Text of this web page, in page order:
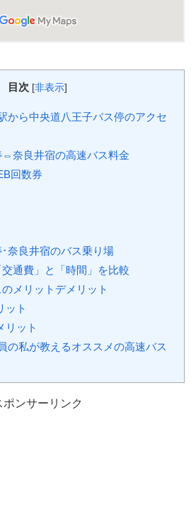
目次 [非表示]
から中央道八王子バス停のアクセ
奈良井宿の高速バス料金
回数券
奈良井宿のバス乗り場
通費」と「時間」を比較
メリットデメリット
ット
リット
の私が教えるオススメの高速バス
ポンサーリンク